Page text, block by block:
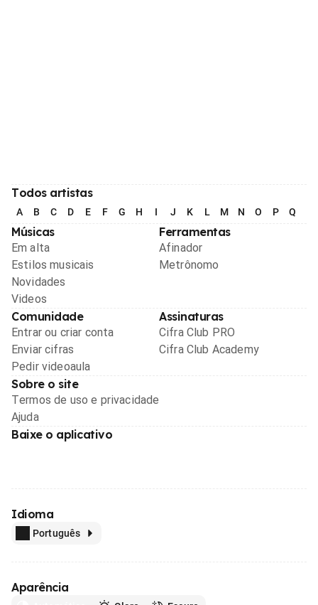
Todos artistas
A B C D E F G H I J K L M N O P Q
Músicas
Em alta
Estilos musicais
Novidades
Videos
Ferramentas
Afinador
Metrônomo
Comunidade
Entrar ou criar conta
Enviar cifras
Pedir videoaula
Assinaturas
Cifra Club PRO
Cifra Club Academy
Sobre o site
Termos de uso e privacidade
Ajuda
Baixe o aplicativo
Idioma
Português
Aparência